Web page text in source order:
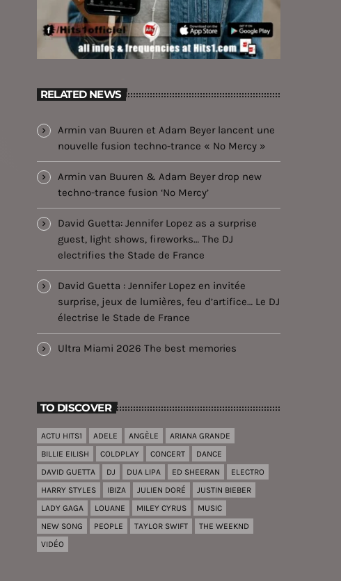
RELATED NEWS
Armin van Buuren et Adam Beyer lancent une
nouvelle fusion techno-trance « No Mercy »
Armin van Buuren & Adam Beyer drop new
techno-trance fusion ‘No Mercy’
David Guetta: Jennifer Lopez as a surprise
guest, light shows, fireworks… The DJ
electrifies the Stade de France
David Guetta : Jennifer Lopez en invitée
surprise, jeux de lumières, feu d’artifice… Le DJ
électrise le Stade de France
Ultra Miami 2026 The best memories
TO DISCOVER
ACTU HITS1 ADELE ANGÈLE
ARIANA GRANDE
BILLIE EILISH
COLDPLAY CONCERT
DANCE
DAVID GUETTA
DJ DUA LIPA ED SHEERAN
ELECTRO
HARRY STYLES
IBIZA JULIEN DORÉ
JUSTIN BIEBER
LADY GAGA
LOUANE MILEY CYRUS
MUSIC
NEW SONG
PEOPLE TAYLOR SWIFT
THE WEEKND
VIDÉO